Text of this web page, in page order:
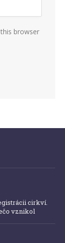
browser
cirkví.
vznikol